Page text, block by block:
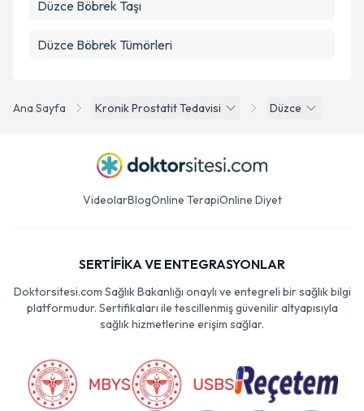
Ana Sayfa Kronik Prostatit Tedavisi Düzce
Düzce Böbrek Taşı
Düzce Böbrek Tümörleri
VideolarBlogOnline TerapiOnline Diyet
SERTİFİKA VE ENTEGRASYONLAR
Doktorsitesi.com Sağlık Bakanlığı onaylı ve entegreli bir sağlık bilgi
platformudur. Sertifikaları ile tescillenmiş güvenilir altyapısıyla
sağlık hizmetlerine erişim sağlar.